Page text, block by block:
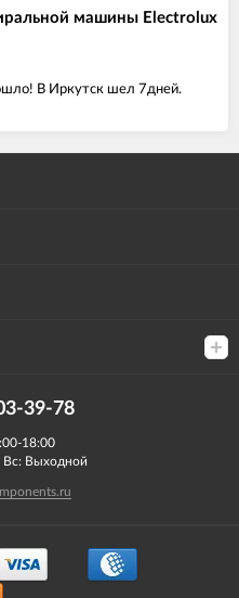
машины Electrolux
В Иркутск шел 7дней.
39-78
18:00
Вс: Выходной